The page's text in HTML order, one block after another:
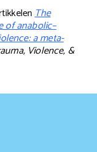
The
of anabolic–
a meta-
Violence, &